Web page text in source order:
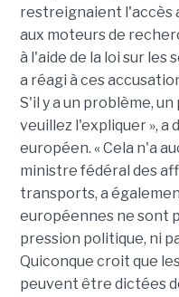
restreignaient l'accès
aux moteurs de
à l'aide de la loi sur les
a réagi à ces
S'il y a un problème,
veuillez l'expliquer », a
européen. « Cela n'a
ministre fédéral des
transports, a
européennes ne sont
pression politique, ni
Quiconque croit que
peuvent être dictées